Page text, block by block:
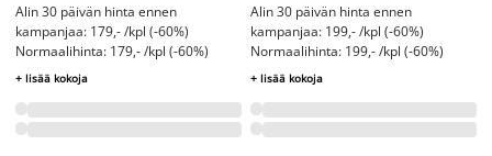
Alin 30 päivän hinta ennen
kampanjaa: 179,- /kpl (-60%)
Normaalihinta: 179,- /kpl (-60%)
+ lisää kokoja
Alin 30 päivän hinta ennen
kampanjaa: 199,- /kpl (-60%)
Normaalihinta: 199,- /kpl (-60%)
+ lisää kokoja